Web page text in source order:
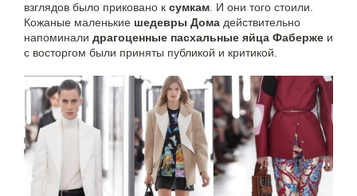
взглядов было приковано к сумкам. И они того стоили.
Кожаные маленькие шедевры Дома действительно
напоминали драгоценные пасхальные яйца Фаберже и
с восторгом были приняты публикой и критикой.